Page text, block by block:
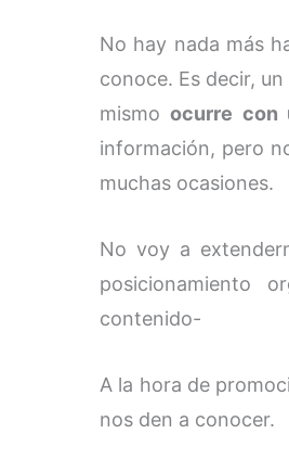
No hay nada más
conoce. Es decir,
mismoocurre con
información, pero
muchas ocasiones.
No voy a
posicionamiento
contenido-
A la hora de
nos den a conocer.